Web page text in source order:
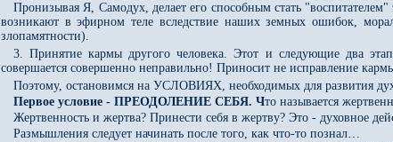
Пронизывая Я, Самодух, делает его способным стать
возникают в эфирном теле вследствие наших земных ошибок,
злопамятности).
3. Принятие кармы другого человека. Этот и следующие два
совершается совершенно неправильно! Приносит не исправление
Поэтому, остановимся на УСЛОВИЯХ, необходимых для развития
Первое условие - ПРЕОДОЛЕНИЕ СЕБЯ. Что называется
Жертвенность и жертва? Принести себя в жертву? Это - духовное
Размышления следует начинать после того, как что-то познал…